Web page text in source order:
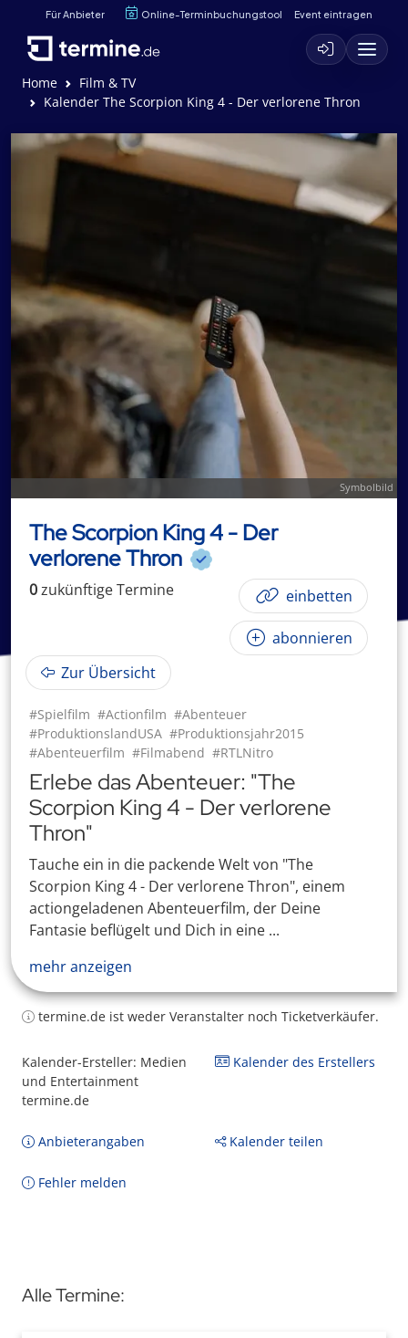
Für Anbieter Online-Terminbuchungstool Event eintragen
Home
Film & TV
Kalender The Scorpion King 4 - Der verlorene Thron
Symbolbild
The Scorpion King 4 - Der
verlorene Thron
0zukünftigeTermine einbetten
abonnieren
Zur Übersicht
#Spielfilm #Actionfilm #Abenteuer
#ProduktionslandUSA #Produktionsjahr2015
#Abenteuerfilm #Filmabend #RTLNitro
Erlebe das Abenteuer: "The
Scorpion King 4 - Der verlorene
Thron"
Tauche ein in die packende Welt von "The
Scorpion King 4 - Der verlorene Thron", einem
actiongeladenen Abenteuerfilm, der Deine
Fantasie beflügelt und Dich in eine ...
mehr anzeigen
termine.de ist weder Veranstalter noch Ticketverkäufer.
Kalender-Ersteller: Medien
und Entertainment
termine.de
Kalender des Erstellers
Anbieterangaben Kalender teilen
Fehler melden
Alle Termine: